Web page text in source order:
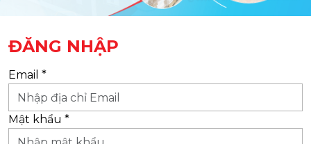
ĐĂNG NHẬP
Email *
Mật khẩu *